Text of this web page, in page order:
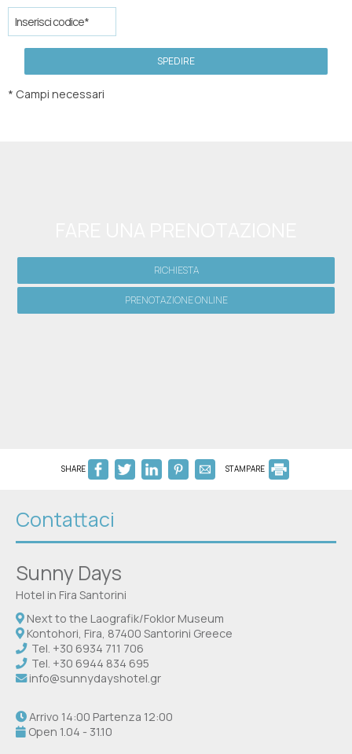
SPEDIRE
* Campi necessari
RICHIESTA
PRENOTAZIONE ONLINE
SHARE STAMPARE
Contattaci
Sunny Days
Hotel in Fira Santorini
Next to the Laografik/Foklor Museum
Kontohori, Fira, 87400 Santorini Greece
Tel. +30 6934 711 706
Tel. +30 6944 834 695
info@sunnydayshotel.gr
Arrivo 14:00 Partenza 12:00
Open 1.04 - 31.10